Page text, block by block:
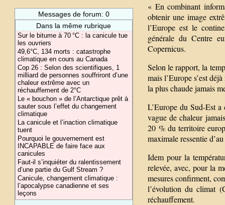
Messages de forum: 0
Dans la même rubrique
Sur le bitume à 70 °C : la canicule tue
les ouvriers
49,6°C, 134 morts : catastrophe
climatique en cours au Canada
Cop 26 : Selon des scientifiques, 1
milliard de personnes souffriront d’une
chaleur extrême avec un
réchauffement de 2°C
Le « bouchon » de l’Antarctique prêt à
sauter sous l’effet du changement
climatique
La canicule et l’inaction climatique
tuent
Pourquoi le gouvernement est
INCAPABLE de faire face aux
canicules
Faut-il s’inquiéter du ralentissement
d’une partie du Gulf Stream ?
Canicule, changement climatique :
l’apocalypse canadienne et ses
leçons
« En combinant
obtenir une image
l’Europe est le
générale du Centre
Copernicus.
Selon le rapport, la
mais l’Europe s’est
la plus chaude jamais
L’Europe du Sud-Est
vague de chaleur
20 % du territoire
maximale ressentie
Idem pour la
relevée, avec, pour la
mesures confirment,
l’évolution du climat
réchauffement.